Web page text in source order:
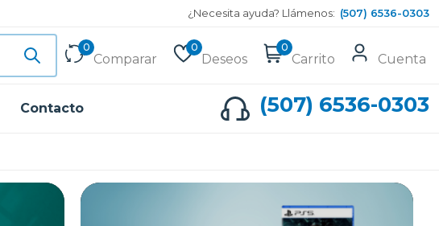
¿Necesita ayuda? Llámenos: (507) 6536-0303
0
Comparar
0
Deseos
0
Carrito Cuenta
Contacto (507) 6536-0303